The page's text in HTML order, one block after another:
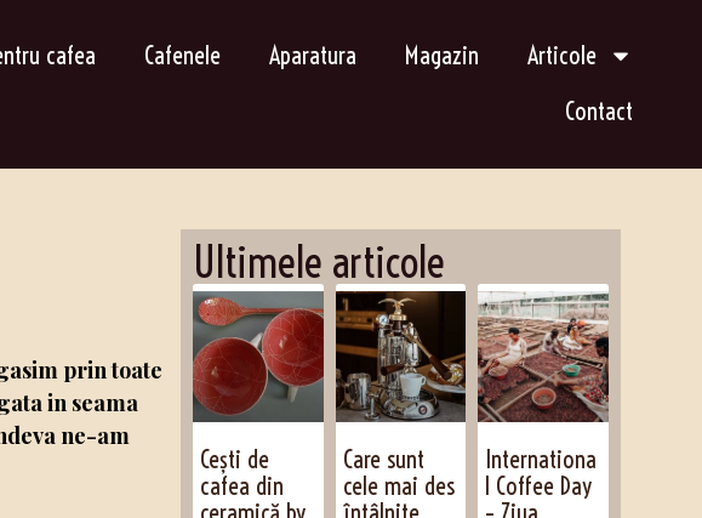
cafea Cafenele Aparatura Magazin
Articole
Contact
prin toate
in seama
ne-am
Ultimele articole
Cești de
cafea din
ceramică by
Care sunt
cele mai des
întâlnite
Internationa
l Coffee Day
– Ziua